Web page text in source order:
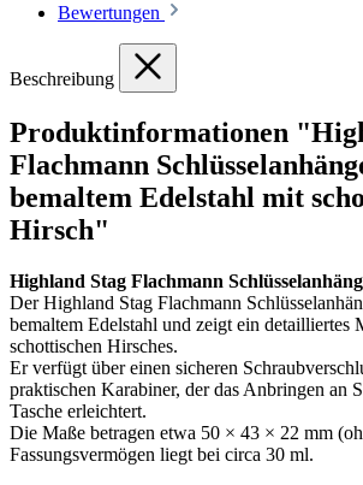
Bewertungen
Beschreibung
Produktinformationen
Flachmann
bemaltem Edelstahl mit
Hirsch"
Highland Stag Flachmann
Der Highland Stag Flachmann
bemaltem Edelstahl und zeigt ein detailliertes
schottischen Hirsches.
Er verfügt über einen sicheren
praktischen Karabiner, der das Anbringen an
Tasche erleichtert.
Die Maße betragen etwa 50 × 43 × 22 mm
Fassungsvermögen liegt bei circa 30 ml.